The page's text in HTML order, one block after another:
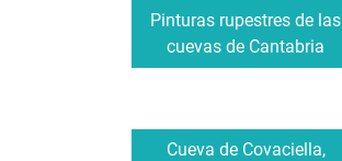
Pinturas rupestres de las
cuevas de Cantabria
Cueva de Covaciella,